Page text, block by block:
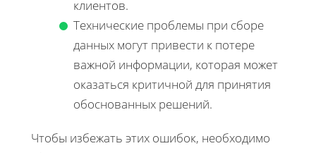
клиентов.
Технические проблемы при сборе
данных могут привести к потере
важной информации, которая может
оказаться критичной для принятия
обоснованных решений.
Чтобы избежать этих ошибок, необходимо